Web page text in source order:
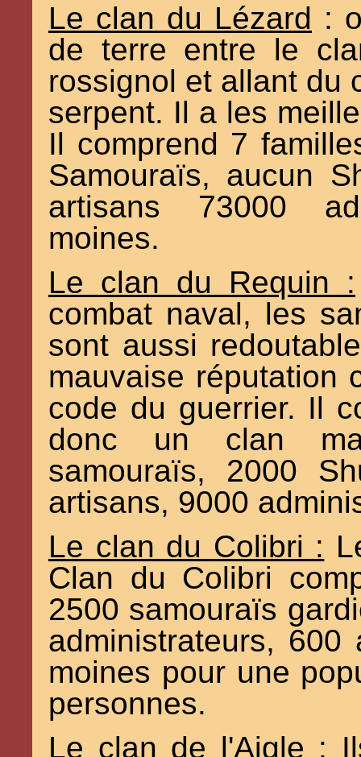
Le clan du Lézard :
de terre entre le
rossignol et allant du
serpent. Il a les
Il comprend 7
Samouraïs, aucun
artisans 73000
moines.
Le clan du Requin :
combat naval, les
sont aussi
mauvaise réputation
code du guerrier. Il
donc un clan
samouraïs, 2000
artisans, 9000
Le clan du Colibri :
Clan du Colibri
2500 samouraïs
administrateurs,
moines pour une
personnes.
Le clan de l'Aigle :